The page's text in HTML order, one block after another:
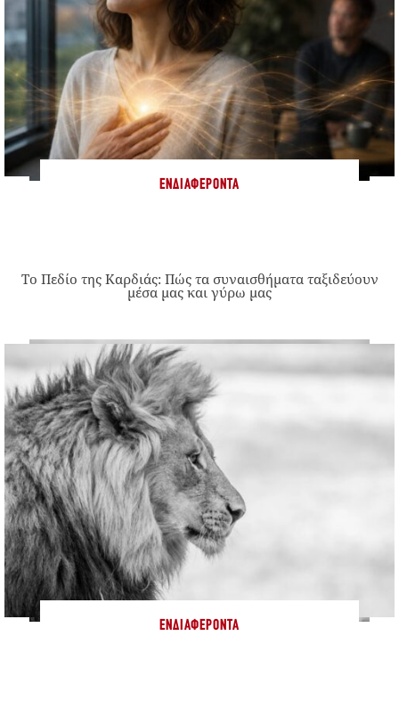
ΕΝΔΙΑΦΈΡΟΝΤΑ
Το Πεδίο της Καρδιάς: Πώς τα συναισθήματα ταξιδεύουν
μέσα μας και γύρω μας
ΕΝΔΙΑΦΈΡΟΝΤΑ